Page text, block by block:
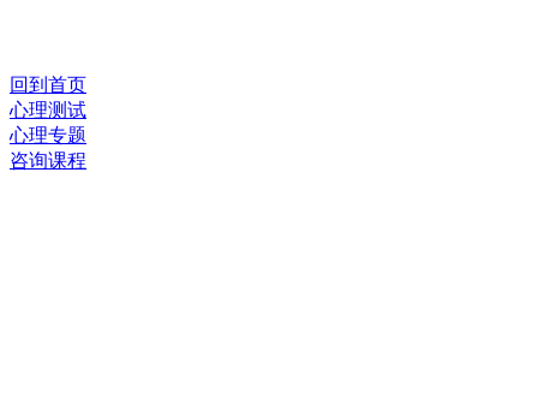
回到首页
心理测试
心理专题
咨询课程